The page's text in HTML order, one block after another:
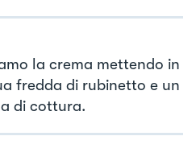
la crema mettendo in
fredda di rubinetto e un
di cottura.